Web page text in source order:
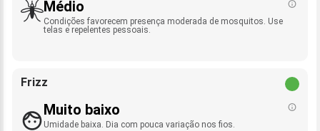
Médio
Condições favorecem presença moderada de mosquitos. Use
telas e repelentes pessoais.
Frizz
Muito baixo
Umidade baixa. Dia com pouca variação nos fios.